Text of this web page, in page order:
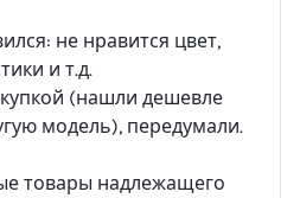
не нравится цвет,
и т.д.
(нашли дешевле
модель), передумали.
товары надлежащего